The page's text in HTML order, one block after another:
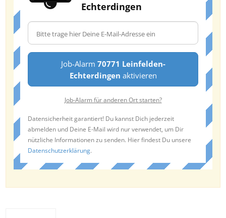
Echterdingen
Job-Alarm 70771 Leinfelden-
Echterdingen aktivieren
Job-Alarm für anderen Ort starten?
Datensicherheit garantiert! Du kannst Dich jederzeit
abmelden und Deine E-Mail wird nur verwendet, um Dir
nützliche Informationen zu senden. Hier findest Du unsere
Datenschutzerklärung.